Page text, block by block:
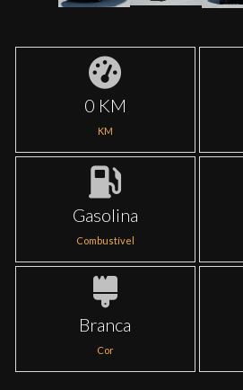
0 KM
KM
Gasolina
Combustível
Branca
Cor